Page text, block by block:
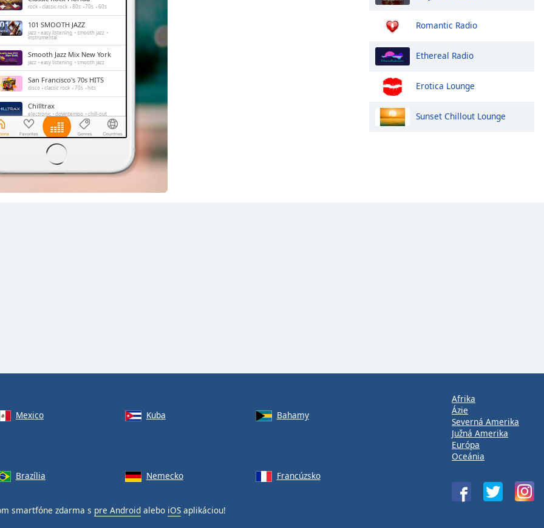
rock classic rock 80s 70s 60s
101 SMOOTH JAZZ
jazz easy listening smooth jazz
instrumental
Smooth Jazz Mix New York
jazz easy listening smooth jazz
San Francisco's 70s HITS
disco classic rock 70s hits
Chilltrax
electronic downtempo chill-out
Side Street Radio
dance electronic trance house
progressive house
FOX News Talk
Romantic Radio
Ethereal Radio
Erotica Lounge
Sunset Chillout Lounge
Mexico Kuba
Bahamy
Brazília Nemecko Francúzsko
smartfóne zdarma s pre Android alebo iOS aplikáciou!
Afrika
Ázie
Severná Amerika
Južná Amerika
Európa
Oceánia